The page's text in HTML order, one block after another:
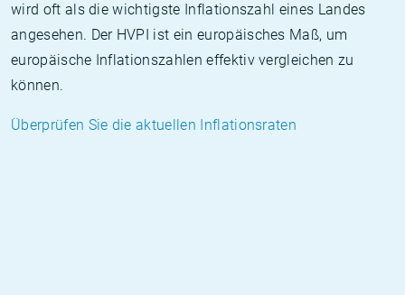
wird oft als die wichtigste Inflationszahl eines Landes
angesehen. Der HVPI ist ein europäisches Maß, um
europäische Inflationszahlen effektiv vergleichen zu
können.
Überprüfen Sie die aktuellen Inflationsraten